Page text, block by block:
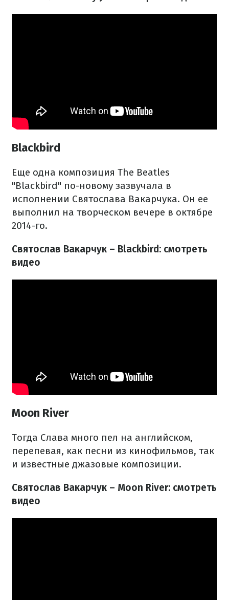
Blackbird
Еще одна композиция The Beatles
"Blackbird" по-новому зазвучала в
исполнении Святослава Вакарчука. Он ее
выполнил на творческом вечере в октябре
2014-го.
Святослав Вакарчук – Blackbird: смотреть
видео
Moon River
Тогда Слава много пел на английском,
перепевая, как песни из кинофильмов, так
и известные джазовые композиции.
Святослав Вакарчук – Moon River: смотреть
видео